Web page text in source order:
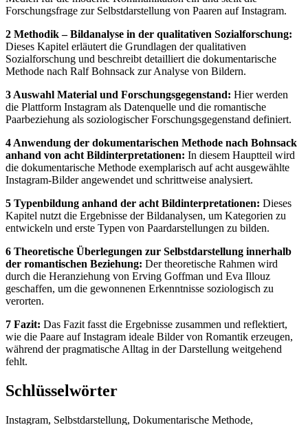
Forschungsfrage zur Selbstdarstellung von Paaren auf Instagram.
2 Methodik – Bildanalyse in der qualitativen Sozialforschung:
Dieses Kapitel erläutert die Grundlagen der qualitativen
Sozialforschung und beschreibt detailliert die dokumentarische
Methode nach Ralf Bohnsack zur Analyse von Bildern.
3 Auswahl Material und Forschungsgegenstand: Hier werden
die Plattform Instagram als Datenquelle und die romantische
Paarbeziehung als soziologischer Forschungsgegenstand definiert.
4 Anwendung der dokumentarischen Methode nach Bohnsack
anhand von acht Bildinterpretationen: In diesem Hauptteil wird
die dokumentarische Methode exemplarisch auf acht ausgewählte
Instagram-Bilder angewendet und schrittweise analysiert.
5 Typenbildung anhand der acht Bildinterpretationen: Dieses
Kapitel nutzt die Ergebnisse der Bildanalysen, um Kategorien zu
entwickeln und erste Typen von Paardarstellungen zu bilden.
6 Theoretische Überlegungen zur Selbstdarstellung innerhalb
der romantischen Beziehung: Der theoretische Rahmen wird
durch die Heranziehung von Erving Goffman und Eva Illouz
geschaffen, um die gewonnenen Erkenntnisse soziologisch zu
verorten.
7 Fazit: Das Fazit fasst die Ergebnisse zusammen und reflektiert,
wie die Paare auf Instagram ideale Bilder von Romantik erzeugen,
während der pragmatische Alltag in der Darstellung weitgehend
fehlt.
Schlüsselwörter
Instagram, Selbstdarstellung, Dokumentarische Methode,